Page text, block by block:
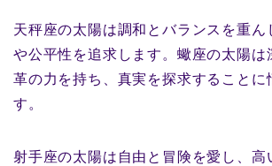
天秤座の太陽は調和とバランスを重ん
や公平性を追求します。蠍座の太陽は
革の力を持ち、真実を探求することに
す。
射手座の太陽は自由と冒険を愛し、高